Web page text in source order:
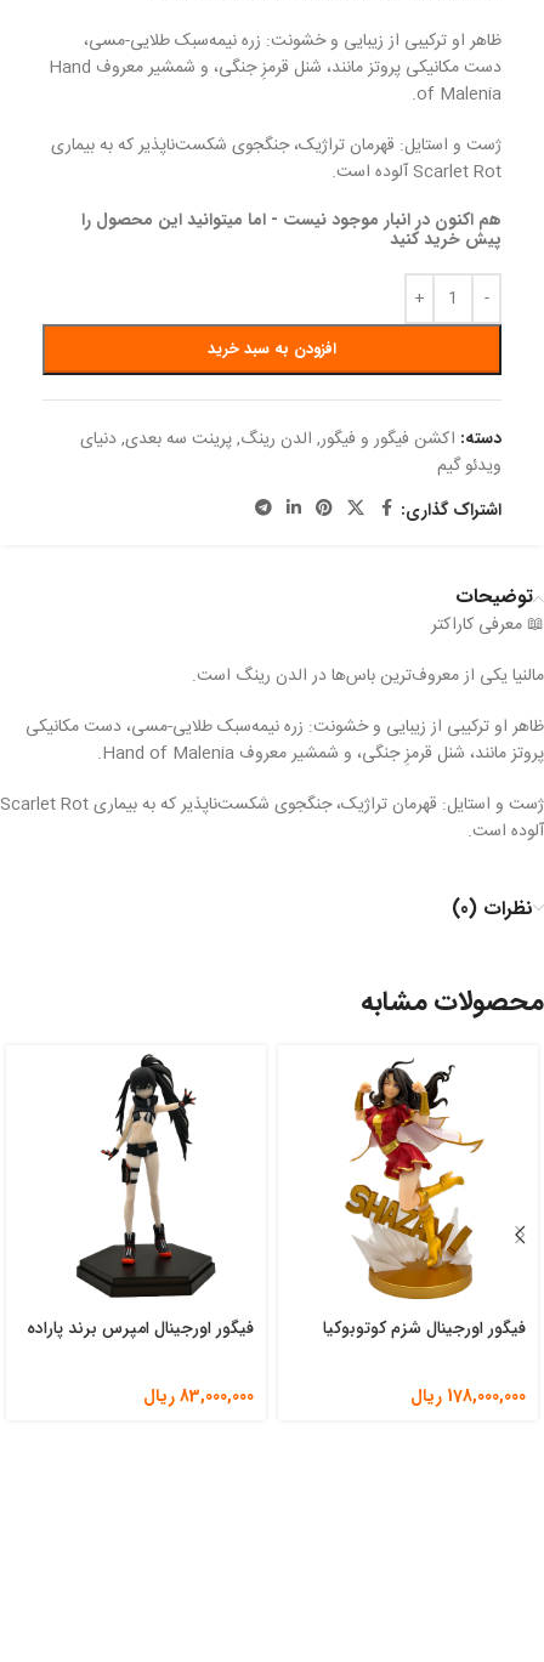
ظاهر او ترکیبی از زیبایی و خشونت: زره نیمه‌سبک طلایی-مسی،
دست مکانیکی پروتز مانند، شنل قرمزِ جنگی، و شمشیر معروف Hand
of Malenia.
ژست و استایل: قهرمان تراژیک، جنگجوی شکست‌ناپذیر که به بیماری
Scarlet Rot آلوده است.
هم اکنون در انبار موجود نیست - اما میتوانید این محصول را
پیش خرید کنید
افزودن به سبد خرید
دسته: اکشن فیگور و فیگور, الدن رینگ,پرینت سه بعدی,دنیای
ویدئو گیم
اشتراک گذاری:
توضیحات
📖 معرفی کاراکتر
مالنیا یکی از معروف‌ترین باس‌ها در الدن رینگ است.
ظاهر او ترکیبی از زیبایی و خشونت: زره نیمه‌سبک طلایی-مسی، دست مکانیکی
پروتز مانند، شنل قرمزِ جنگی، و شمشیر معروف Hand of Malenia.
ژست و استایل: قهرمان تراژیک، جنگجوی شکست‌ناپذیر که به بیماری Scarlet Rot
آلوده است.
نظرات (0)
محصولات مشابه
فیگور اورجینال شزم کوتوبوکیا
178,000,000 ریال
فیگور اورجینال امپرس برند پاراده
83,000,000ریال